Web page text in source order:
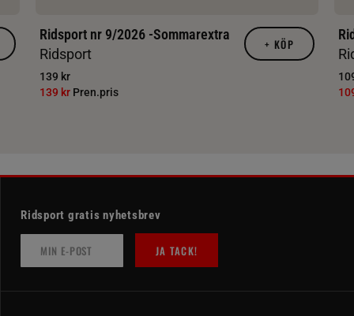
Ridsport nr 9/2026 -Sommarextra
Ridsport
139 kr
139 kr Pren.pris
+ KÖP
Ridsport gratis nyhetsbrev
JA TACK!